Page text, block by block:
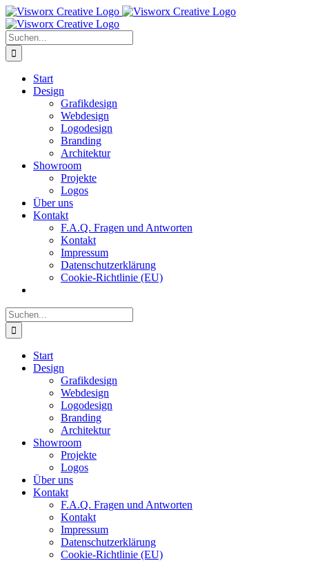
Skip
to
content
Suche
nach:
Start
Design
Grafikdesign
Webdesign
Logodesign
Branding
Architektur
Showroom
Projekte
Logos
Über uns
Kontakt
F.A.Q. Fragen und Antworten
Kontakt
Impressum
Datenschutzerklärung
Cookie-Richtlinie (EU)
Suche
nach:
Start
Design
Grafikdesign
Webdesign
Logodesign
Branding
Architektur
Showroom
Projekte
Logos
Über uns
Kontakt
F.A.Q. Fragen und Antworten
Kontakt
Impressum
Datenschutzerklärung
Cookie-Richtlinie (EU)